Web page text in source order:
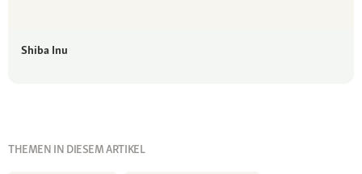
Shiba Inu
THEMEN IN DIESEM ARTIKEL